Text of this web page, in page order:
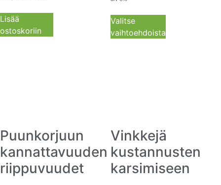
Lisää
ostoskoriin
Valitse
vaihtoehdoista
Puunkorjuun
kannattavuuden
riippuvuudet
Vinkkejä
kustannusten
karsimiseen